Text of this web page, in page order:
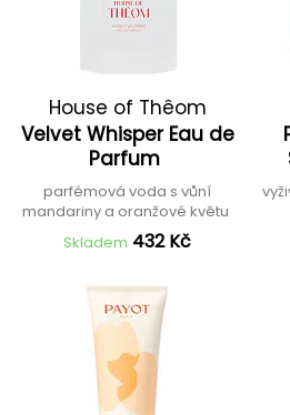
House of Thêom
Velvet Whisper Eau de
Parfum
parfémová voda s vůní
mandariny a oranžové květu
Skladem 432 Kč